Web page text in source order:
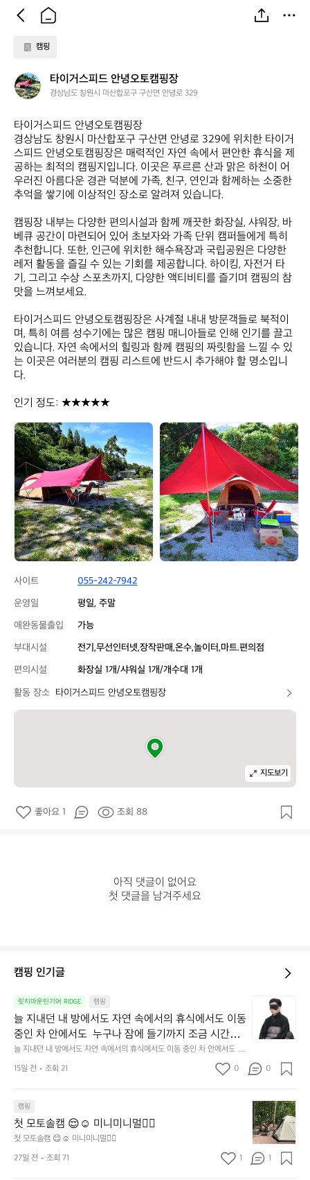
캠핑
타
이
스
피
드
안
녕
오
토
핑
장
타이거스피드 안녕오토캠핑장
경상남도 창원시 마산합포구 구산면 안녕로 329
타이거스피드 안녕오토캠핑장
경상남도 창원시 마산합포구 구산면 안녕로 329에 위치한 타이거
스피드 안녕오토캠핑장은 매력적인 자연 속에서 편안한 휴식을 제
공하는 최적의 캠핑지입니다. 이곳은 푸르른 산과 맑은 하천이 어
우러진 아름다운 경관 덕분에 가족, 친구, 연인과 함께하는 소중한
추억을 쌓기에 이상적인 장소로 알려져 있습니다.
캠핑장 내부는 다양한 편의시설과 함께 깨끗한 화장실, 샤워장, 바
베큐 공간이 마련되어 있어 초보자와 가족 단위 캠퍼들에게 특히
추천합니다. 또한, 인근에 위치한 해수욕장과 국립공원은 다양한
레저 활동을 즐길 수 있는 기회를 제공합니다. 하이킹, 자전거 타
기, 그리고 수상 스포츠까지, 다양한 액티비티를 즐기며 캠핑의 참
맛을 느껴보세요.
타이거스피드 안녕오토캠핑장은 사계절 내내 방문객들로 북적이
며, 특히 여름 성수기에는 많은 캠핑 매니아들로 인해 인기를 끌고
있습니다. 자연 속에서의 힐링과 함께 캠핑의 짜릿함을 느낄 수 있
는 이곳은 여러분의 캠핑 리스트에 반드시 추가해야 할 명소입니
다.
인기 정도: ★★★★★
타
이
거
스
피
드
안
녕
오
토
캠
핑
장
타
이
거
스
피
드
안
녕
오
토
캠
사이트
055-242-7942
운영일
평일, 주말
애완동물출입
가능
부대시설
전기,무선인터넷,장작판매,온수,놀이터,마트.편의점
편의시설
화장실 1개/샤워실 1개/개수대 1개
활동 장소 타이거스피드 안녕오토캠핑장
지도보기
좋아요 1 조회 88
아직 댓글이 없어요
첫 댓글을 남겨주세요
캠핑 인기글
릿지마운틴기어 RIDGE 캠핑
늘 지내던 내 방에서도 자연 속에서의 휴식에서도 이동
중인 차 안에서도  누구나 잠에 들기까지 조금 시간이
걸리는 순간이 있습니다.  그럴 때는 차분하게 눈을 가
려보세요. 마치 암막 커튼을 조용히 내리듯이.  Polarte
c® Wind Pro™의 온기가 눈가를 포근히 감싸줍니다.
줍니다.  이 슬립 웜을 쓰는 것만으로 그곳은 나만의 밤
이 됩니다.  안녕히 주무세요.
늘 지내던 내 방에서도 자연 속에서의 휴식에서도 이동 중인 차 안에서도  누
구나 잠에 들기까지 조금 시간이 걸리는 순간이 있습니다.  그럴 때는 차분하
게 눈을 가려보세요. 마치 암막 커튼을 조용히 내리듯이.  Polartec® Wind
밤이 됩니다.  안녕히 주무세요.
내
던
방
도
자
연
속
에
15일 전 조회 21 0 0
캠핑
첫 모토솔캠 😌☺️ 미니미니멀👌🏼
첫 모토솔캠 😌☺️ 미니미니멀👌🏼
첫
모
토
솔
캠
27일 전 조회 71 1 1